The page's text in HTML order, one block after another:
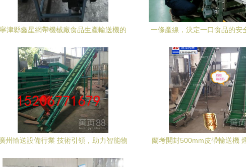
寧津縣鑫星網帶機械廠食品生產輸送機的
一條產線，決定一口食品的
廣州輸送設備行業 技術引領，助力智能物
蘭考開封500mm皮帶輸送機